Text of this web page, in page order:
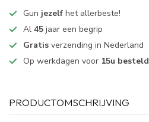
Gun jezelf het allerbeste!
Al 45 jaar een begrip
Gratis verzending in Nederland
Op werkdagen voor 15u besteld
PRODUCTOMSCHRIJVING